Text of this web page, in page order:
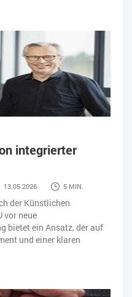
integrierter
13.05.2026 5 MIN.
der Künstlichen
vor neue
bietet ein Ansatz, der auf
und einer klaren